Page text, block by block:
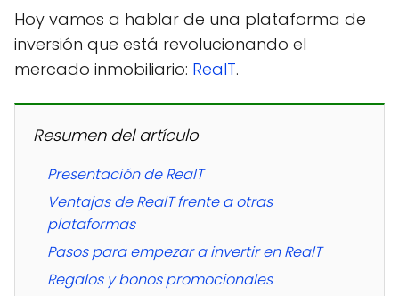
Hoy vamos a hablar de una plataforma de
inversión que está revolucionando el
mercado inmobiliario: RealT.
Resumen del artículo
Presentación de RealT
Ventajas de RealT frente a otras
plataformas
Pasos para empezar a invertir en RealT
Regalos y bonos promocionales